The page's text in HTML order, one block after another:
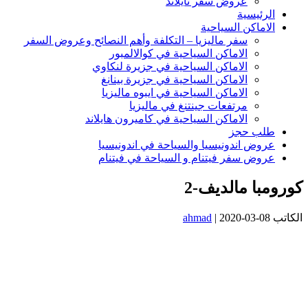
الرئيسية
الاماكن السياحية
سفر ماليزيا – التكلفة وأهم النصائح وعروض السفر
الاماكن السياحية في كوالالمبور
الاماكن السياحية في جزيرة لنكاوي
الاماكن السياحية في جزيرة بينانغ
الاماكن السياحية في ايبوه ماليزيا
مرتفعات جينتنغ في ماليزيا
الاماكن السياحية في كاميرون هايلاند
طلب حجز
عروض اندونيسيا والسياحة في اندونيسيا
عروض سفر فيتنام و السياحة في فيتنام
كورومبا مالديف-2
الكاتب ahmad | 2020-03-08